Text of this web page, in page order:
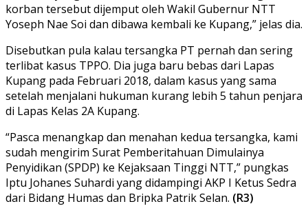
korban tersebut dijemput oleh Wakil Gubernur NTT
Yoseph Nae Soi dan dibawa kembali ke Kupang,” jelas dia.
Disebutkan pula kalau tersangka PT pernah dan sering
terlibat kasus TPPO. Dia juga baru bebas dari Lapas
Kupang pada Februari 2018, dalam kasus yang sama
setelah menjalani hukuman kurang lebih 5 tahun penjara
di Lapas Kelas 2A Kupang.
“Pasca menangkap dan menahan kedua tersangka, kami
sudah mengirim Surat Pemberitahuan Dimulainya
Penyidikan (SPDP) ke Kejaksaan Tinggi NTT,” pungkas
Iptu Johanes Suhardi yang didampingi AKP I Ketus Sedra
dari Bidang Humas dan Bripka Patrik Selan. (R3)